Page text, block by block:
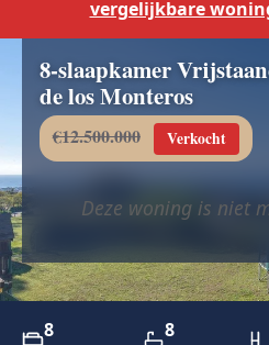
vergelijkbare
8-slaapkamer
de los Monteros
€12.500.000 Verkocht
Deze woning is niet
8 8